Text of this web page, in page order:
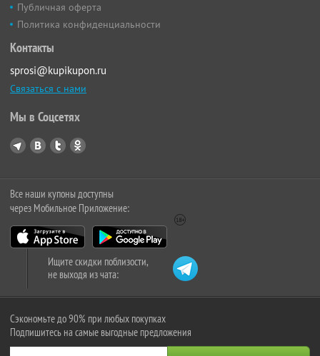
Публичная оферта
Политика конфиденциальности
Контакты
sprosi@kupikupon.ru
Связаться с нами
Мы в Соцсетях
Все наши купоны доступны
через Мобильное Приложение:
Ищите скидки поблизости,
не выходя из чата:
Сэкономьте до 90% при любых покупках
Подпишитесь на самые выгодные предложения